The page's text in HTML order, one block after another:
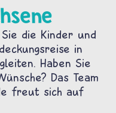
die Kinder und
in
Haben Sie
Das Team
freut sich auf